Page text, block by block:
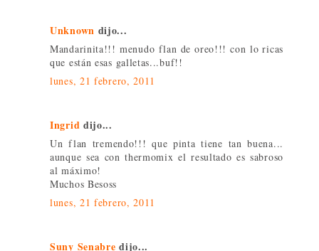
Unknown dijo...
Mandarinita!!! menudo flan de oreo!!! con lo ricas
que están esas galletas...buf!!
lunes, 21 febrero, 2011
Ingrid dijo...
Un flan tremendo!!! que pinta tiene tan buena...
aunque sea con thermomix el resultado es sabroso
al máximo!
Muchos Besoss
lunes, 21 febrero, 2011
Suny Senabre dijo...